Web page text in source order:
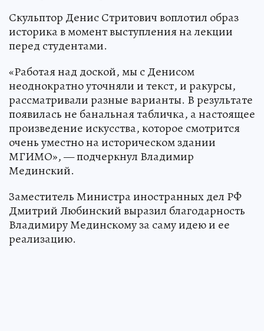
Скульптор Денис Стритович воплотил образ
историка в момент выступления на лекции
перед студентами.
«Работая над доской, мы с Денисом
неоднократно уточняли и текст, и ракурсы,
рассматривали разные варианты. В результате
появилась не банальная табличка, а настоящее
произведение искусства, которое смотрится
очень уместно на историческом здании
МГИМО», — подчеркнул Владимир
Мединский.
Заместитель Министра иностранных дел РФ
Дмитрий Любинский выразил благодарность
Владимиру Мединскому за саму идею и ее
реализацию.